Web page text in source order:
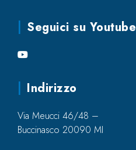
Seguici su Youtube
Indirizzo
Via Meucci 46/48 –
Buccinasco 20090 MI